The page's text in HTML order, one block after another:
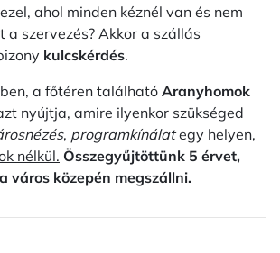
ahol minden kéznél van és nem
a szervezés? Akkor a szállás
kulcskérdés.
a főtéren található Aranyhomok
nyújtja, amire ilyenkor szükséged
, programkínálategy helyen,
nélkül. Összegyűjtöttünk 5 érvet,
város közepén megszállni.